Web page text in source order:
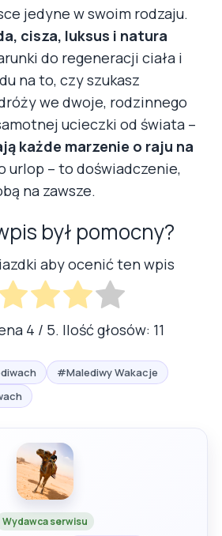
jedyne w swoim rodzaju.
cisza, luksus i natura
do regeneracji ciała i
na to, czy szukasz
we dwoje, rodzinnego
ucieczki od świata –
każde marzenie o raju na
urlop – to doświadczenie,
na zawsze.
był pomocny?
aby ocenić ten wpis
4 / 5. Ilość głosów: 11
#Malediwy Wakacje
Wydawca serwisu